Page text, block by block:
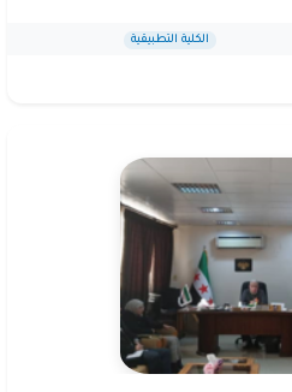
الكلية التطبيقية